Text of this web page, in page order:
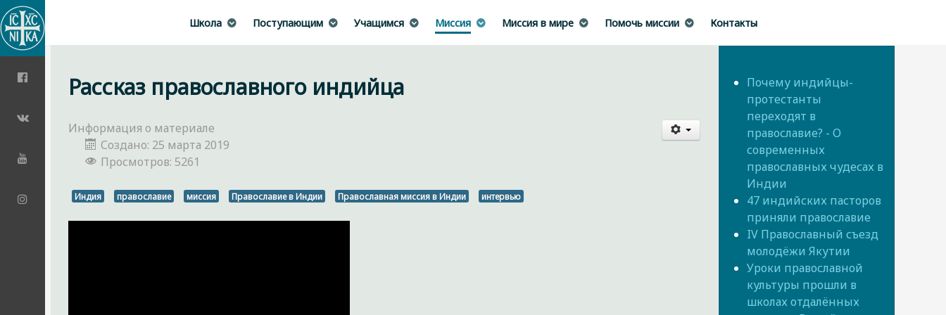
Школа Поступающим Учащимся Миссия Миссия в мире Помочь миссии Контакты
Рассказ православного индийца
Информация о материале
Создано: 25 марта 2019
Просмотров: 5261
Индия православие миссия Православие в Индии Православная миссия в Индии интервью
Почему индийцы-
протестанты
переходят в
православие? - О
современных
православных чудесах в
Индии
47 индийских пасторов
приняли православие
IV Православный съезд
молодёжи Якутии
Уроки православной
культуры прошли в
школах отдалённых